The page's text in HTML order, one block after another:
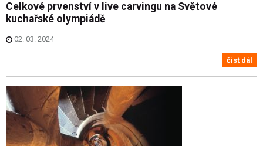
Celkové prvenství v live carvingu na Světové
kuchařské olympiádě
02. 03. 2024
číst dál